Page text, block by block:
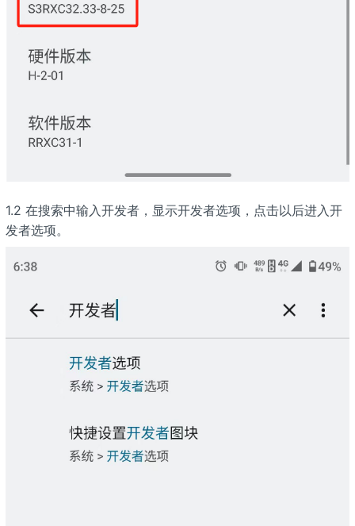
1.2 在搜索中输入开发者，显示开发者选项，点击以后进入开
发者选项。